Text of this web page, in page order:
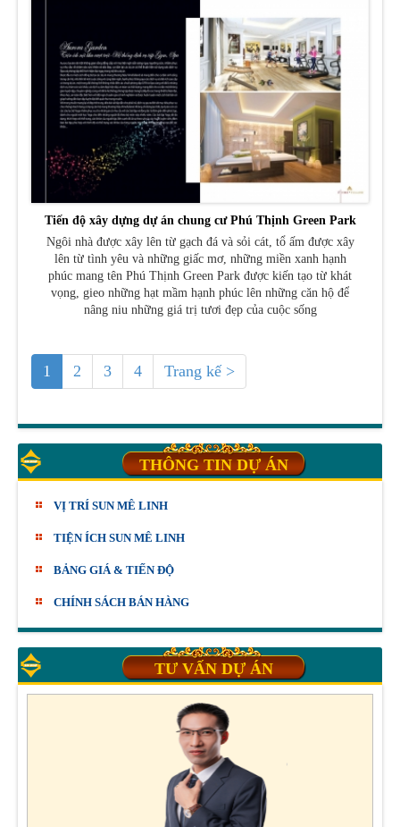
Tiến độ xây dựng dự án chung cư Phú Thịnh Green Park
Ngôi nhà được xây lên từ gạch đá và sỏi cát, tổ ấm được xây
lên từ tình yêu và những giấc mơ, những miền xanh hạnh
phúc mang tên Phú Thịnh Green Park được kiến tạo từ khát
vọng, gieo những hạt mầm hạnh phúc lên những căn hộ để
nâng niu những giá trị tươi đẹp của cuộc sống
1 2 3 4 Trang kế >
THÔNG TIN DỰ ÁN
VỊ TRÍ SUN MÊ LINH
TIỆN ÍCH SUN MÊ LINH
BẢNG GIÁ & TIẾN ĐỘ
CHÍNH SÁCH BÁN HÀNG
TƯ VẤN DỰ ÁN